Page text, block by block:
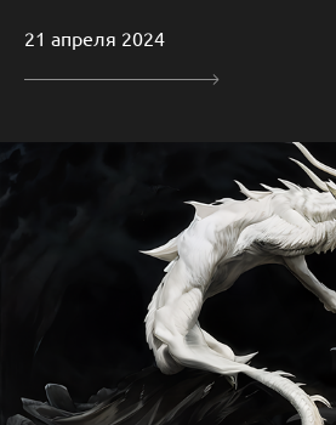
21 апреля 2024